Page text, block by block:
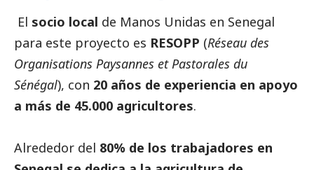
El socio local de Manos Unidas en Senegal
para este proyecto es RESOPP (Réseau des
Organisations Paysannes et Pastorales du
Sénégal), con 20 años de experiencia en apoyo
a más de 45.000 agricultores.
Alrededor del 80% de los trabajadores en